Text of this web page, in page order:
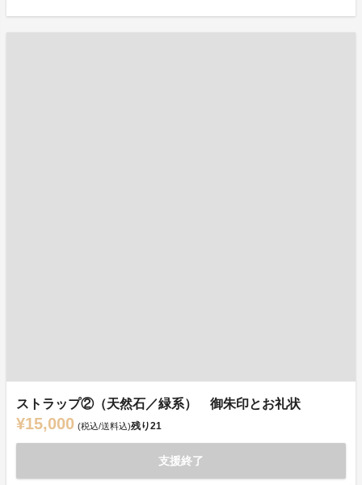
ストラップ②（天然石／緑系） 御朱印とお礼状
¥15,000 (税込/送料込)残り21
支援終了